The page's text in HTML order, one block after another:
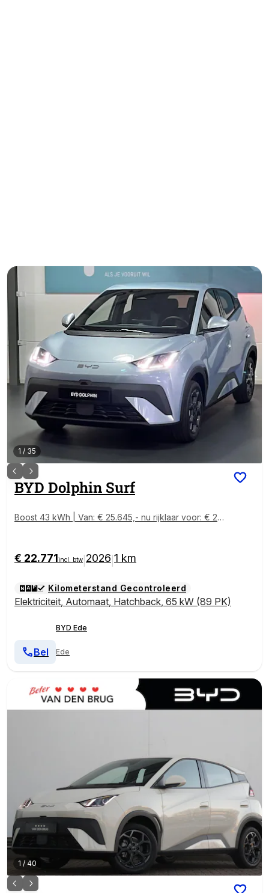
1 / 35
BYD Dolphin Surf
Boost 43 kWh | Van: € 25.645,- nu rijklaar voor: € 22.
€ 22.771incl. btw 2026 1 km
Kilometerstand Gecontroleerd
Elektriciteit, Automaat, Hatchback, 65 kW (89 PK)
BYD Ede
Ede
Bel
1 / 40